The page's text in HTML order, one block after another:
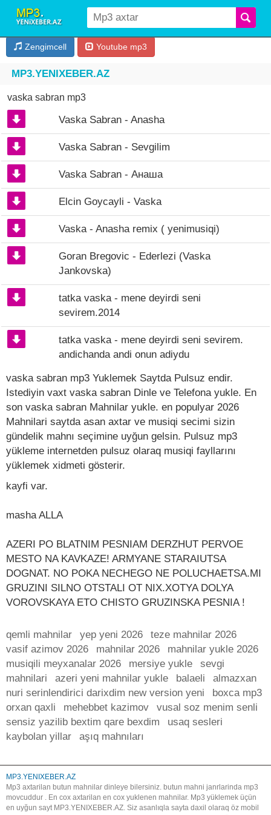
Zengimcell Youtube mp3
MP3.YENIXEBER.AZ
vaska sabran mp3
Vaska Sabran - Anasha
Vaska Sabran - Sevgilim
Vaska Sabran - Анаша
Elcin Goycayli - Vaska
Vaska - Anasha remix ( yenimusiqi)
Goran Bregovic - Ederlezi (Vaska
Jankovska)
tatka vaska - mene deyirdi seni
sevirem.2014
tatka vaska - mene deyirdi seni sevirem.
andichanda andi onun adiydu
vaska sabran mp3 Yuklemek Saytda Pulsuz endir.
Istediyin vaxt vaska sabran Dinle ve Telefona yukle. En
son vaska sabran Mahnilar yukle. en populyar 2026
Mahnilari saytda asan axtar ve musiqi secimi sizin
gündelik mahnı seçimine uyğun gelsin. Pulsuz mp3
yükleme internetden pulsuz olaraq musiqi fayllarını
yüklemek xidmeti gösterir.
kayfi var.
masha ALLA
AZERI PO BLATNIM PESNIAM DERZHUT PERVOE
MESTO NA KAVKAZE! ARMYANE STARAIUTSA
DOGNAT. NO POKA NECHEGO NE POLUCHAETSA.MI
GRUZINI SILNO OTSTALI OT NIX.XOTYA DOLYA
VOROVSKAYA ETO CHISTO GRUZINSKA PESNIA !
qemli mahnilar yep yeni 2026
teze mahnilar 2026
vasif azimov 2026
mahnilar 2026
mahnilar yukle 2026
musiqili meyxanalar 2026
mersiye yukle
sevgi
mahnilari
azeri yeni mahnilar yukle balaeli
almazxan
nuri serinlendirici darixdim new version yeni
boxca mp3
orxan qaxli
mehebbet kazimov
vusal soz menim senli
sensiz yazilib bextim qare bexdim
usaq sesleri
kaybolan yillar
aşıq mahnıları
MP3.YENIXEBER.AZ
Mp3 axtarilan butun mahnilar dinleye bilersiniz. butun mahni janrlarinda mp3
movcuddur . En cox axtarilan en cox yuklenen mahnilar. Mp3 yüklemek üçün
en uyğun sayt MP3.YENIXEBER.AZ. Siz asanlıqla sayta daxil olaraq öz mobil